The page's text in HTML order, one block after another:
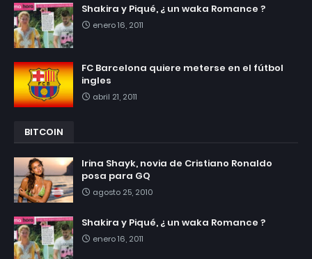
Shakira y Piqué, ¿ un waka Romance ?
enero 16, 2011
FC Barcelona quiere meterse en el fútbol
ingles
abril 21, 2011
BITCOIN
Irina Shayk, novia de Cristiano Ronaldo
posa para GQ
agosto 25, 2010
Shakira y Piqué, ¿ un waka Romance ?
enero 16, 2011